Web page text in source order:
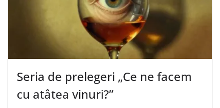
Seria de prelegeri „Ce ne facem
cu atâtea vinuri?”